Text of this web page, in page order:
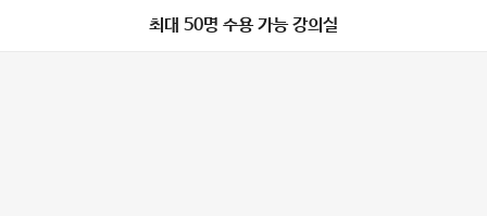
최대 50명 수용 가능 강의실